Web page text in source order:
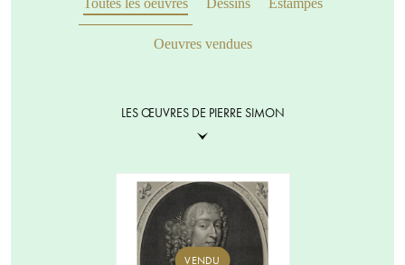
Toutes les oeuvres Dessins Estampes
Oeuvres vendues
LES ŒUVRES DE PIERRE SIMON
VENDU